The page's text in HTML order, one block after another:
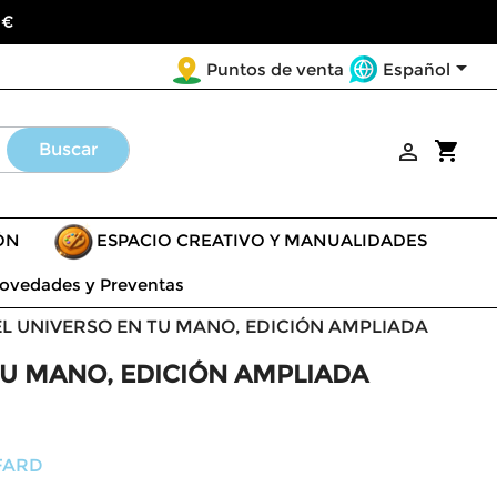
Puntos de venta Español
Buscar shopping_cart

ESPACIO CREATIVO Y MANUALIDADES
y Preventas
UNIVERSO EN TU MANO, EDICIÓN AMPLIADA
MANO, EDICIÓN AMPLIADA